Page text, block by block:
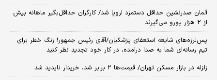
آلمان صدرنشین حداقل دستمزد اروپا شد/ کارگران حداقل‌بگیر ماهانه بیش
از ۲ هزار یورو می‌گیرند
پس‌لرزه‌های شایعه استعفای پزشکیان/آقای رئیس جمهور! زنگ خطر برای
تیم رسانه‌ای شما به صدا درآمده، در کار خود تجدید نظر کنید
زلزله در بازار مسکن تهران/ قیمت‌ها ۲ برابر شد، خریدار ناپدید شد